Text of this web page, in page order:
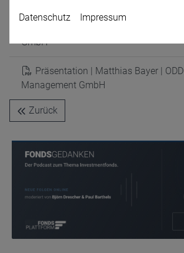
GmbH
Präsentation | Matthias Bayer |
Management GmbH
Zurück
Datenschutz Impressum
Anbieter D&C
Zweck
Ablauf
1 Jahr